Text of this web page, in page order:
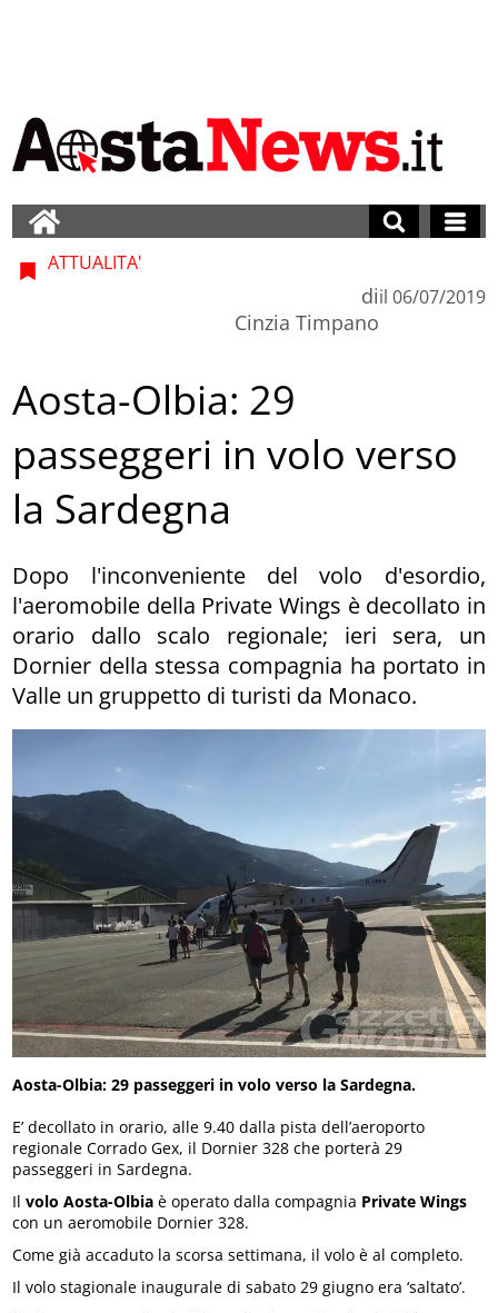
ATTUALITA'
di
Cinzia Timpano
il 06/07/2019
Aosta-Olbia: 29
passeggeri in volo verso
la Sardegna
Dopo l'inconveniente del volo d'esordio,
l'aeromobile della Private Wings è decollato in
orario dallo scalo regionale; ieri sera, un
Dornier della stessa compagnia ha portato in
Valle un gruppetto di turisti da Monaco.
Aosta-Olbia: 29 passeggeri in volo verso la Sardegna.
E’ decollato in orario, alle 9.40 dalla pista dell’aeroporto
regionale Corrado Gex, il Dornier 328 che porterà 29
passeggeri in Sardegna.
Ilvolo Aosta-Olbia è operato dalla compagnia Private Wings
con un aeromobile Dornier 328.
Come già accaduto la scorsa settimana, il volo è al completo.
Il volo stagionale inaugurale di sabato 29 giugno era ‘saltato’.